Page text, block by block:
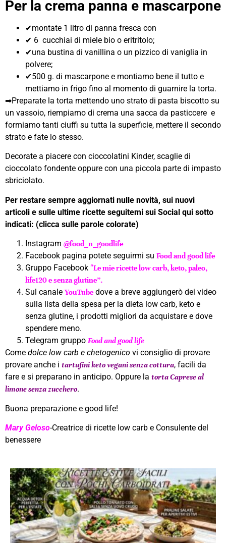
Per la crema panna e mascarpone
✔montate 1 litro di panna fresca con
✔ 6 cucchiai di miele bio o eritritolo;
✔una bustina di vanillina o un pizzico di vaniglia in
polvere;
✔500 g. di mascarpone e montiamo bene il tutto e
mettiamo in frigo fino al momento di guarnire la torta.
➡Preparate la torta mettendo uno strato di pasta biscotto su
un vassoio, riempiamo di crema una sacca da pasticcere e
formiamo tanti ciuffi su tutta la superficie, mettere il secondo
strato e fate lo stesso.
Decorate a piacere con cioccolatini Kinder, scaglie di
cioccolato fondente oppure con una piccola parte di impasto
sbriciolato.
Per restare sempre aggiornati nulle novità, sui nuovi
articoli e sulle ultime ricette seguitemi sui Social qui sotto
indicati: (clicca sulle parole colorate)
Instagram @food_n_goodlife
Facebook pagina potete seguirmi su Food and good life
Gruppo Facebook “Le mie ricette low carb, keto, paleo,
life120 e senza glutine”.
Sul canale YouTube dove a breve aggiungerò dei video
sulla lista della spesa per la dieta low carb, keto e
senza glutine, i prodotti migliori da acquistare e dove
spendere meno.
Telegram gruppo Food and good life
Come dolce low carb e chetogenico vi consiglio di provare
provare anche i tartufini keto vegani senza cottura, facili da
fare e si preparano in anticipo. Oppure la torta Caprese al
limone senza zucchero.
Buona preparazione e good life!
Mary Geloso-Creatrice di ricette low carb e Consulente del
benessere